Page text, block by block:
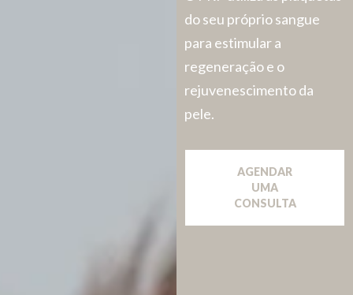
do seu próprio sangue
para estimular a
regeneração e o
rejuvenescimento da
pele.
AGENDAR
UMA
CONSULTA